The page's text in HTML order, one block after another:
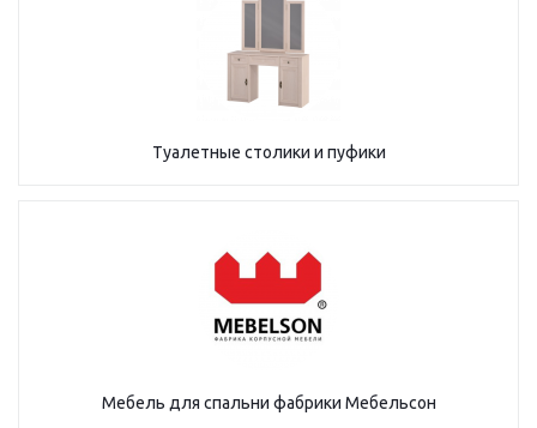
Туалетные столики и пуфики
Мебель для спальни фабрики Мебельсон